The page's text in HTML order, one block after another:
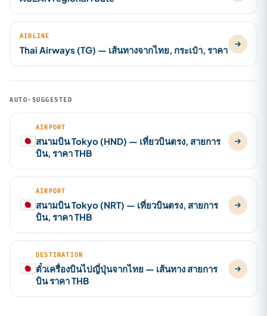
AIRLINE
Thai Airways (TG) — เส้นทางจากไทย, กระเป๋า, ราคา
AUTO-SUGGESTED
🇯🇵
AIRPORT
สนามบิน Tokyo (HND) — เที่ยวบินตรง, สายการ
บิน, ราคา THB
🇯🇵
AIRPORT
สนามบิน Tokyo (NRT) — เที่ยวบินตรง, สายการ
บิน, ราคา THB
🇯🇵
DESTINATION
ตั๋วเครื่องบินไปญี่ปุ่นจากไทย — เส้นทาง สายการ
บิน ราคา THB